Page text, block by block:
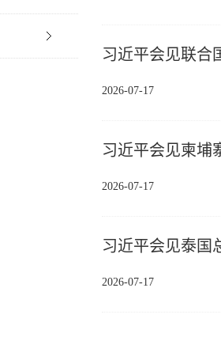
习近平会见联合
2026-07-17
习近平会见柬埔
2026-07-17
习近平会见泰国
2026-07-17